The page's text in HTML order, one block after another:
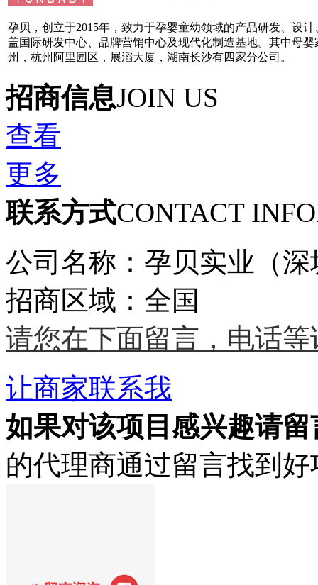
孕贝，创立于2015年，致力于孕婴童幼领域的产品研发、设
盖国际研发中心、品牌营销中心及现代化制造基地。其中母
州，杭州阿里园区，展滔大厦，湖南长沙有四家分公司。
招商信息JOIN US
查看
更多
联系方式CONTACT
公司名称：孕贝实业（
招商区域：全国
请您在下面留言，电话
让商家联系我
如果对该项目感兴趣请留
的代理商通过留言找到